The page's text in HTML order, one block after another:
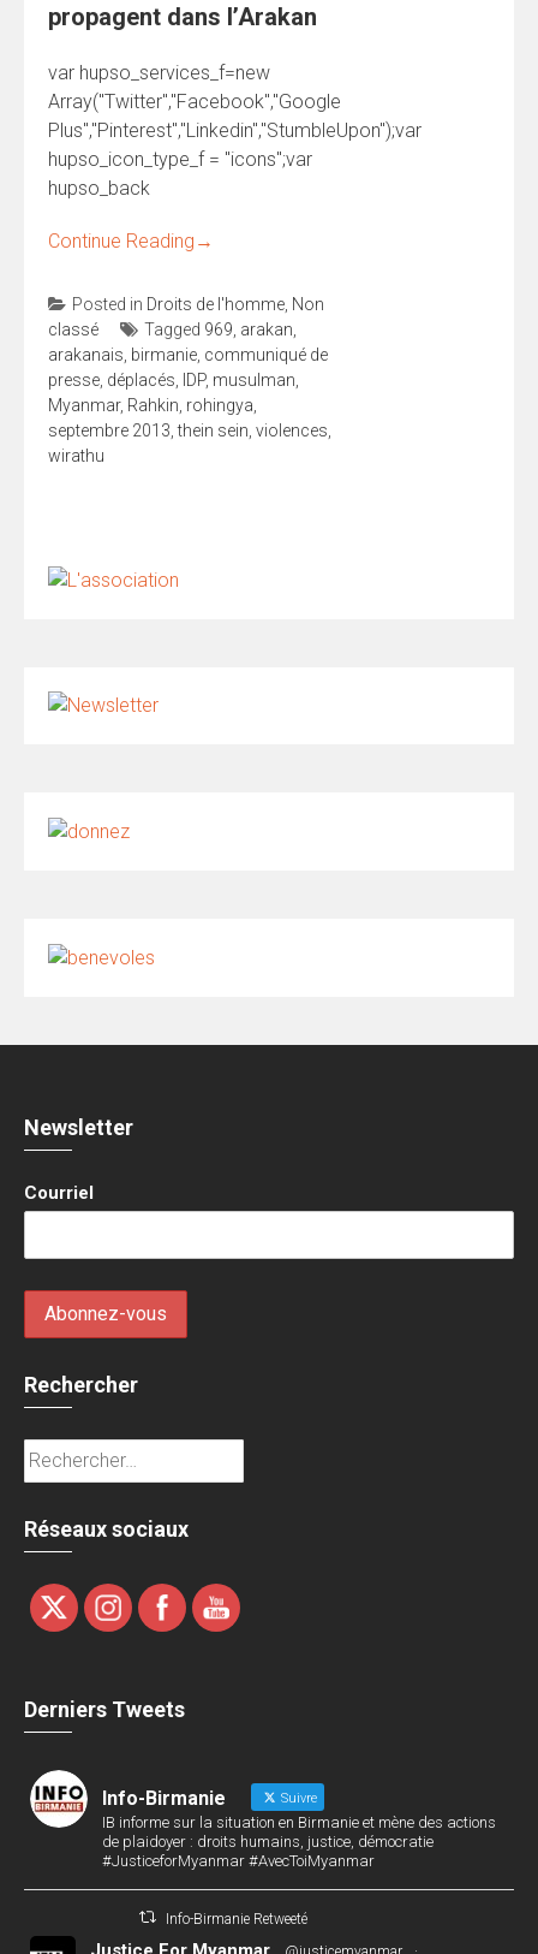
propagent dans l’Arakan
var hupso_services_f=new
Array("Twitter","Facebook","Google
Plus","Pinterest","Linkedin","StumbleUpon");var
hupso_icon_type_f = "icons";var
hupso_back
Continue Reading →
Posted in Droits de l'homme Non
classé
Tagged 969 arakan
arakanais birmanie communiqué de
presse déplacés IDP, musulman
Myanmar, Rahkin rohingya
septembre 2013 ,thein sein violences
wirathu
Newsletter
Courriel
Rechercher
Rechercher :
Réseaux sociaux
Derniers Tweets
Info-Birmanie Suivre
IB informe sur la situation en Birmanie et mène des actions
de plaidoyer : droits humains, justice, démocratie
#JusticeforMyanmar #AvecToiMyanmar
Info-Birmanie Retweeté